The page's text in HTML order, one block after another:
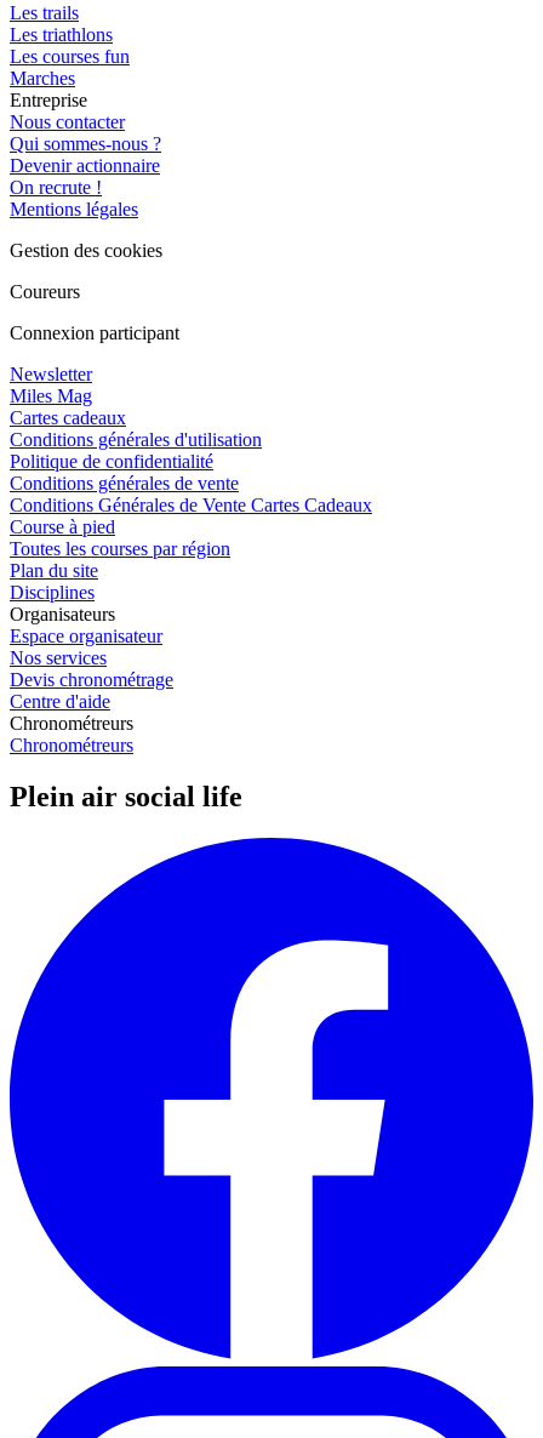
Les trails
Les triathlons
Les courses fun
Marches
Entreprise
Nous contacter
Qui sommes-nous ?
Devenir actionnaire
On recrute !
Mentions légales
Gestion des cookies
Coureurs
Connexion participant
Newsletter
Miles Mag
Cartes cadeaux
Conditions générales d'utilisation
Politique de confidentialité
Conditions générales de vente
Conditions Générales de Vente Cartes Cadeaux
Course à pied
Toutes les courses par région
Plan du site
Disciplines
Organisateurs
Espace organisateur
Nos services
Devis chronométrage
Centre d'aide
Chronométreurs
Chronométreurs
Plein air social life